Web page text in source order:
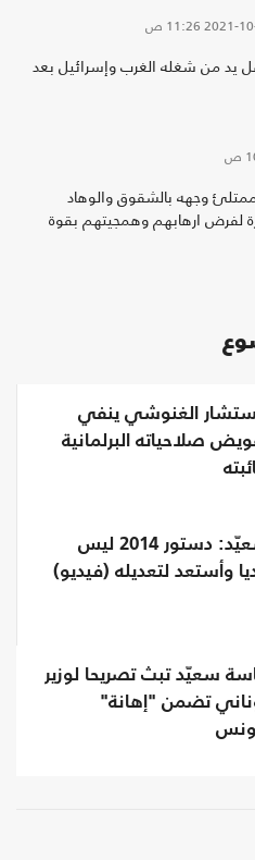
11:26 ص
عل يد من شغله الغرب وإسرائيل بعد
وجهه بالشقوق والوهاد
لفرض ارهابهم وهمجيتهم بقوة
الغنوشي ينفي
صلاحياته البرلمانية
سعيّد: دستور 2014 ليس
وأستعد لتعديله (فيديو)
سعيّد تبث تصريحا لوزير
تضمن "إهانة"